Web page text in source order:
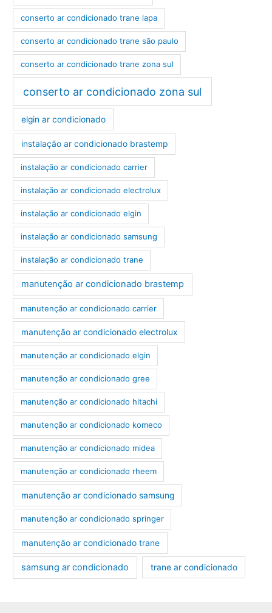
conserto ar condicionado trane lapa
conserto ar condicionado trane são paulo
conserto ar condicionado trane zona sul
conserto ar condicionado zona sul
elgin ar condicionado
instalação ar condicionado brastemp
instalação ar condicionado carrier
instalação ar condicionado electrolux
instalação ar condicionado elgin
instalação ar condicionado samsung
instalação ar condicionado trane
manutenção ar condicionado brastemp
manutenção ar condicionado carrier
manutenção ar condicionado electrolux
manutenção ar condicionado elgin
manutenção ar condicionado gree
manutenção ar condicionado hitachi
manutenção ar condicionado komeco
manutenção ar condicionado midea
manutenção ar condicionado rheem
manutenção ar condicionado samsung
manutenção ar condicionado springer
manutenção ar condicionado trane
samsung ar condicionado trane ar condicionado